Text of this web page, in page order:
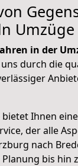
Umzüge
in der
durch die
bietet Ihnen
der alle
nach
bis hin